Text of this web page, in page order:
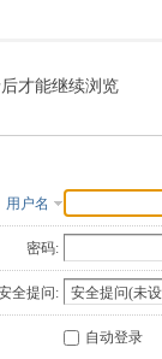
才能继续浏览
用户名
密码:
全提问:
自动登录